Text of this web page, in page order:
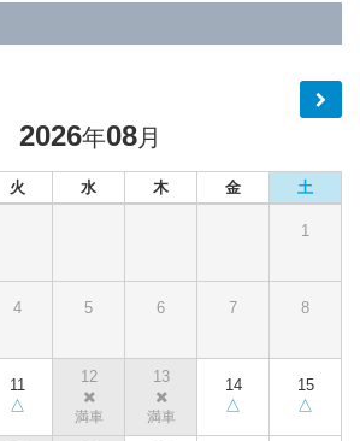
2026年08月
火 水 木 金 土
1
4 5 6 7 8
11 12 13 14 15